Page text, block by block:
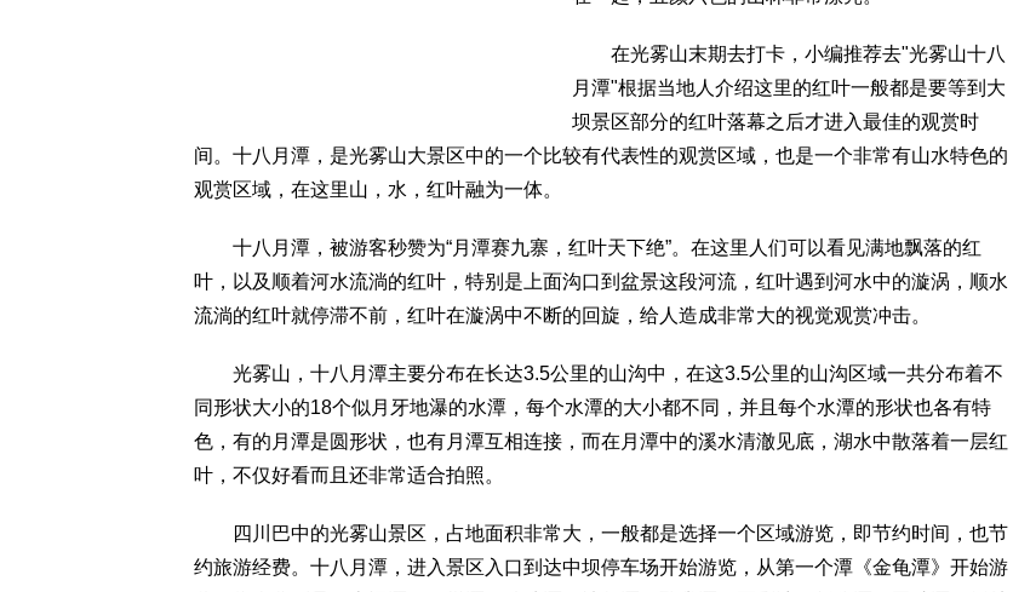
在光雾山末期去打卡，小编推荐去"光雾山十八
月潭"根据当地人介绍这里的红叶一般都是要等到大
坝景区部分的红叶落幕之后才进入最佳的观赏时
间。十八月潭，是光雾山大景区中的一个比较有代表性的观赏区域，也是一个非常有山水特色的
观赏区域，在这里山，水，红叶融为一体。
十八月潭，被游客秒赞为“月潭赛九寨，红叶天下绝”。在这里人们可以看见满地飘落的红
叶，以及顺着河水流淌的红叶，特别是上面沟口到盆景这段河流，红叶遇到河水中的漩涡，顺水
流淌的红叶就停滞不前，红叶在漩涡中不断的回旋，给人造成非常大的视觉观赏冲击。
光雾山，十八月潭主要分布在长达3.5公里的山沟中，在这3.5公里的山沟区域一共分布着不
同形状大小的18个似月牙地瀑的水潭，每个水潭的大小都不同，并且每个水潭的形状也各有特
色，有的月潭是圆形状，也有月潭互相连接，而在月潭中的溪水清澈见底，湖水中散落着一层红
叶，不仅好看而且还非常适合拍照。
四川巴中的光雾山景区，占地面积非常大，一般都是选择一个区域游览，即节约时间，也节
约旅游经费。十八月潭，进入景区入口到达中坝停车场开始游览，从第一个潭《金龟潭》开始游